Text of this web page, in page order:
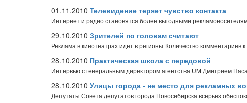
01.11.2010 Телевидение теряет чувство контакта
Интернет и радио становятся более выгодными
29.10.2010 Зрителей по головам считают
Реклама в кинотеатрах идет в регионы Количество комментариев
28.10.2010 Практическая школа с передовой
Интервью с генеральным директором агентства UM Дмитрием
28.10.2010 Улицы города - не место для рекламных
Депутаты Совета депутатов города Новосибирска всерьез